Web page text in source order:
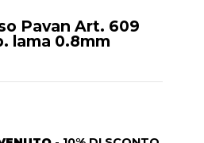
Pavan Art. 609
lama 0.8mm